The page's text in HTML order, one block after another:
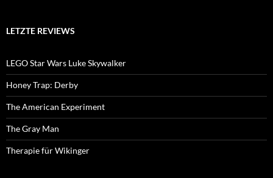
LETZTE REVIEWS
LEGO Star Wars Luke Skywalker
Honey Trap: Derby
The American Experiment
The Gray Man
Therapie für Wikinger